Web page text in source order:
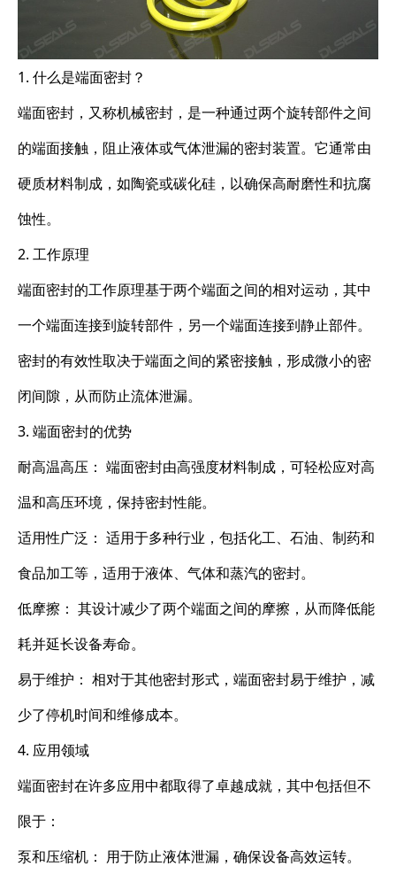
1. 什么是端面密封？
端面密封，又称机械密封，是一种通过两个旋转部件之间
的端面接触，阻止液体或气体泄漏的密封装置。它通常由
硬质材料制成，如陶瓷或碳化硅，以确保高耐磨性和抗腐
蚀性。
2. 工作原理
端面密封的工作原理基于两个端面之间的相对运动，其中
一个端面连接到旋转部件，另一个端面连接到静止部件。
密封的有效性取决于端面之间的紧密接触，形成微小的密
闭间隙，从而防止流体泄漏。
3. 端面密封的优势
耐高温高压： 端面密封由高强度材料制成，可轻松应对高
温和高压环境，保持密封性能。
适用性广泛： 适用于多种行业，包括化工、石油、制药和
食品加工等，适用于液体、气体和蒸汽的密封。
低摩擦： 其设计减少了两个端面之间的摩擦，从而降低能
耗并延长设备寿命。
易于维护： 相对于其他密封形式，端面密封易于维护，减
少了停机时间和维修成本。
4. 应用领域
端面密封在许多应用中都取得了卓越成就，其中包括但不
限于：
泵和压缩机： 用于防止液体泄漏，确保设备高效运转。